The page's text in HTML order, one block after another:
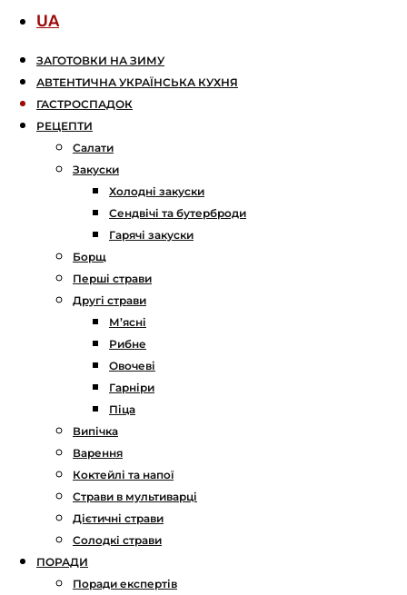
UA
ЗАГОТОВКИ НА ЗИМУ
АВТЕНТИЧНА УКРАЇНСЬКА КУХНЯ
ГАСТРОСПАДОК
РЕЦЕПТИ
Салати
Закуски
Холодні закуски
Сендвічі та бутерброди
Гарячі закуски
Борщ
Перші страви
Другі страви
М’ясні
Рибне
Овочеві
Гарніри
Піца
Випічка
Варення
Коктейлі та напої
Страви в мультиварці
Дієтичні страви
Солодкі страви
ПОРАДИ
Поради експертів